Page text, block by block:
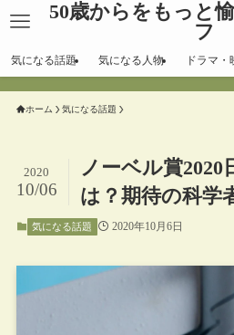
50歳からをもっと
フ
気になる話題 気になる人物 ドラマ・
ホーム 気になる話題
ノーベル賞2020
は？期待の科学
2020
10/06
気になる話題 2020年10月6日